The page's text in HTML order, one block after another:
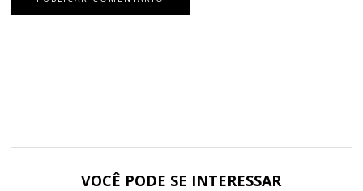
VOCÊ PODE SE INTERESSAR